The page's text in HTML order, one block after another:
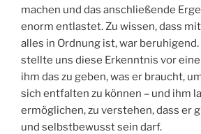
machen und das anschließende
enorm entlastet. Zu wissen, dass
alles in Ordnung ist, war
stellte uns diese Erkenntnis vor
ihm das zu geben, was er braucht,
sich entfalten zu können – und ihm
ermöglichen, zu verstehen, dass er
und selbstbewusst sein darf.